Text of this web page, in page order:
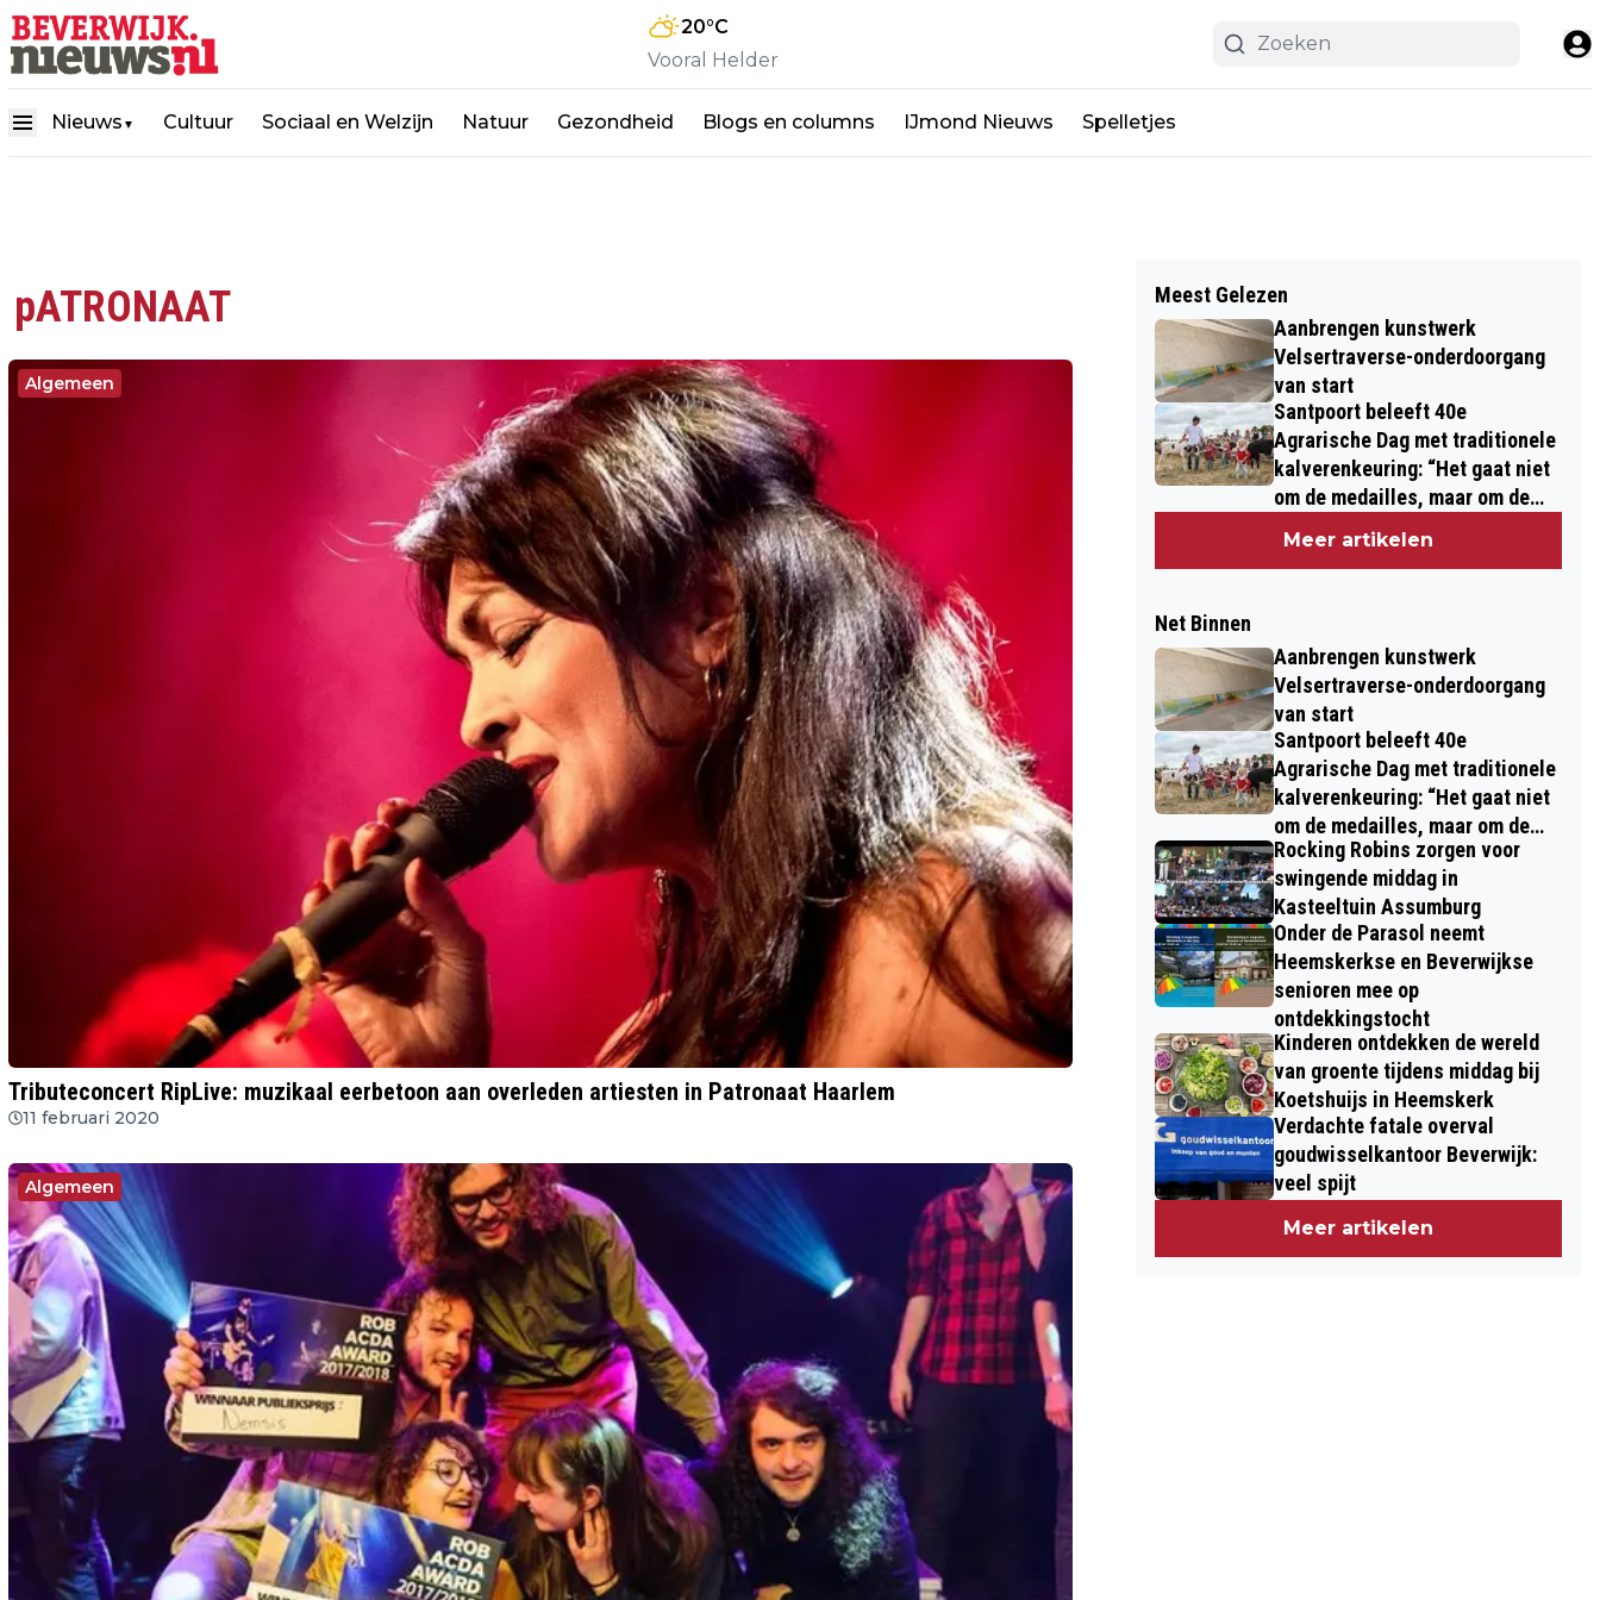
20°C
Vooral Helder
Nieuws ▼ Cultuur Sociaal en Welzijn Natuur Gezondheid Blogs en columns IJmond Nieuws Spelletjes
pATRONAAT
Algemeen
Tributeconcert RipLive: muzikaal eerbetoon aan overleden artiesten in Patronaat Haarlem
11 februari 2020
Algemeen
Meest Gelezen
Aanbrengen kunstwerk
Velsertraverse-onderdoorgang
van start
Santpoort beleeft 40e
Agrarische Dag met traditionele
kalverenkeuring: “Het gaat niet
om de medailles, maar om de
Meer artikelen
Net Binnen
Aanbrengen kunstwerk
Velsertraverse-onderdoorgang
van start
Santpoort beleeft 40e
Agrarische Dag met traditionele
kalverenkeuring: “Het gaat niet
om de medailles, maar om de
kinderen”
Rocking Robins zorgen voor
swingende middag in
Kasteeltuin Assumburg
Onder de Parasol neemt
Heemskerkse en Beverwijkse
senioren mee op
ontdekkingstocht
Kinderen ontdekken de wereld
van groente tijdens middag bij
Koetshuijs in Heemskerk
Verdachte fatale overval
goudwisselkantoor Beverwijk:
veel spijt
Meer artikelen